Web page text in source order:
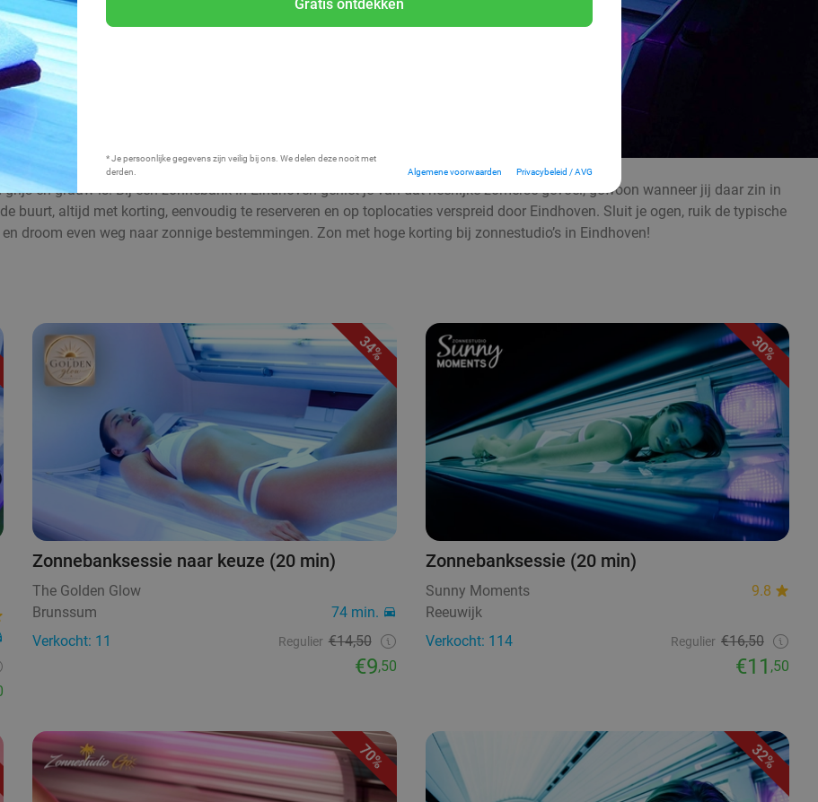
Gratis ontdekken
* Je persoonlijke gegevens zijn veilig bij ons. We delen deze nooit met
derden.
Algemene voorwaarden Privacybeleid / AVG
en grauw is. Bij een zonnebank in Eindhoven geniet je van dat heerlijke zomerse gevoel, gewoon wanneer jij daar zin in
buurt, altijd met korting, eenvoudig te reserveren en op toplocaties verspreid door Eindhoven. Sluit je ogen, ruik de typische
droom even weg naar zonnige bestemmingen. Zon met hoge korting bij zonnestudio’s in Eindhoven!
34%
Zonnebanksessie naar keuze (20 min)
The Golden Glow
Brunssum
74 min.
Verkocht: 11
Regulier €14,50
€9,50
30%
Zonnebanksessie (20 min)
Sunny Moments
9.8
Reeuwijk
Verkocht: 114
Regulier €16,50
€11 ,50
70% 32%